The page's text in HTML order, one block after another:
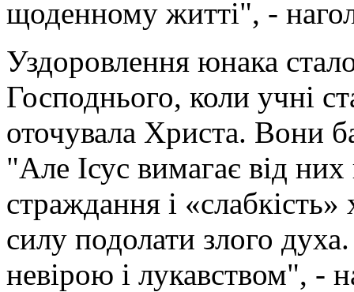
щоденному житті", -
Уздоровлення юнака
Господнього, коли учні
оточувала Христа. Вони
"Але Ісус вимагає від
страждання і «слабкість»
силу подолати злого
невірою і лукавством", -